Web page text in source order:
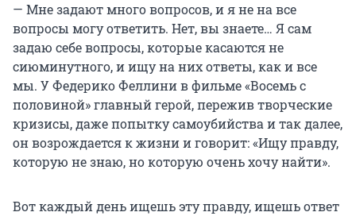
— Мне задают много вопросов, и я не на все
вопросы могу ответить. Нет, вы знаете… Я сам
задаю себе вопросы, которые касаются не
сиюминутного, и ищу на них ответы, как и все
мы. У Федерико Феллини в фильме «Восемь с
половиной» главный герой, пережив творческие
кризисы, даже попытку самоубийства и так далее,
он возрождается к жизни и говорит: «Ищу правду,
которую не знаю, но которую очень хочу найти».
Вот каждый день ищешь эту правду, ищешь ответ